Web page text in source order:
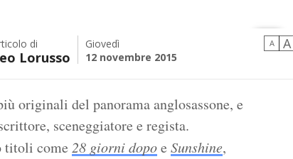
di
Lorusso
Giovedì
12 novembre 2015
A A
originali del panorama anglosassone, e
sceneggiatore e regista.
titoli come 28 giorni dopoe Sunshine,